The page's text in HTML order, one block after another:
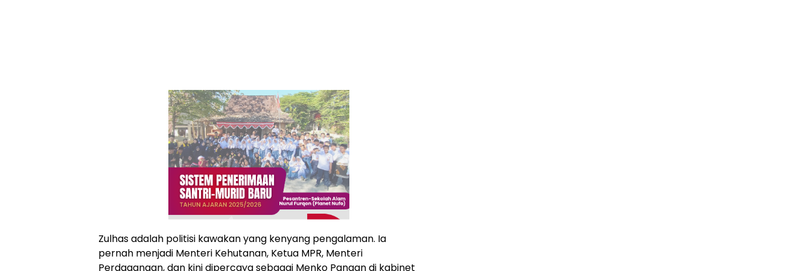
Zulhas adalah politisi kawakan yang kenyang pengalaman. Ia
pernah menjadi Menteri Kehutanan, Ketua MPR, Menteri
Perdagangan, dan kini dipercaya sebagai Menko Pangan di kabinet